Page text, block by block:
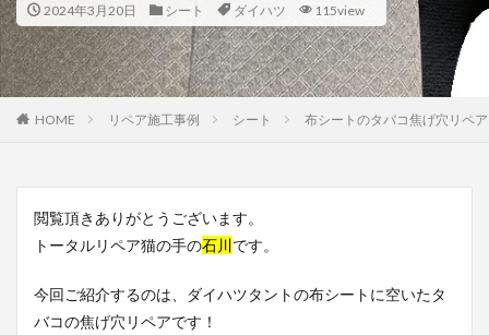
2024年3月20日 シート ダイハツ 115view
HOME リペア施工事例 シート 布シートのタバコ焦げ穴リペ
閲覧頂きありがとうございます。
トータルリペア猫の手の石川です。
今回ご紹介するのは、ダイハツタントの布シートに空いたタ
バコの焦げ穴リペアです！